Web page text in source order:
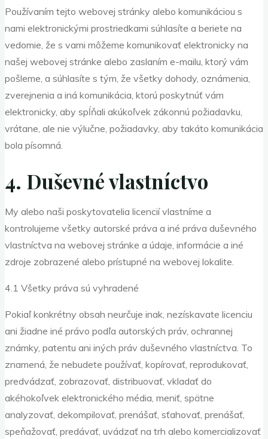
Používaním tejto webovej stránky alebo komunikáciou s
nami elektronickými prostriedkami súhlasíte a beriete na
vedomie, že s vami môžeme komunikovať elektronicky na
našej webovej stránke alebo zaslaním e-mailu, ktorý vám
pošleme, a súhlasíte s tým, že všetky dohody, oznámenia,
zverejnenia a iná komunikácia, ktorú poskytnúť vám
elektronicky, aby spĺňali akúkoľvek zákonnú požiadavku,
vrátane, ale nie výlučne, požiadavky, aby takáto komunikácia
bola písomná.
4. Duševné vlastníctvo
My alebo naši poskytovatelia licencií vlastníme a
kontrolujeme všetky autorské práva a iné práva duševného
vlastníctva na webovej stránke a údaje, informácie a iné
zdroje zobrazené alebo prístupné na webovej lokalite.
4.1 Všetky práva sú vyhradené
Pokiaľ konkrétny obsah neurčuje inak, nezískavate licenciu
ani žiadne iné právo podľa autorských práv, ochrannej
známky, patentu ani iných práv duševného vlastníctva. To
znamená, že nebudete používať, kopírovať, reprodukovať,
predvádzať, zobrazovať, distribuovať, vkladať do
akéhokoľvek elektronického média, meniť, spätne
analyzovať, dekompilovať, prenášať, sťahovať, prenášať,
speňažovať, predávať, uvádzať na trh alebo komercializovať